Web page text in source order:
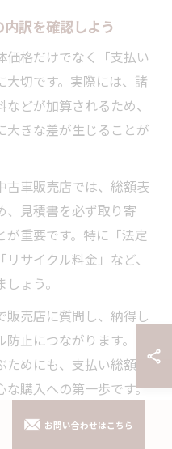
訳を確認しよう
価格だけでなく「支払い
切です。実際には、諸
どが加算されるため、
大きな差が生じることが
古車販売店では、総額表
、見積書を必ず取り寄
重要です。特に「法定
サイクル料金」など、
ょう。
販売店に質問し、納得し
止につながります。予
ためにも、支払い総額を
な購入への第一歩です。
てはいけない月の真実
お問い合わせはこちら